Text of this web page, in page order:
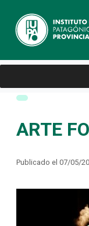
ARTE
Publicado el 07/05/